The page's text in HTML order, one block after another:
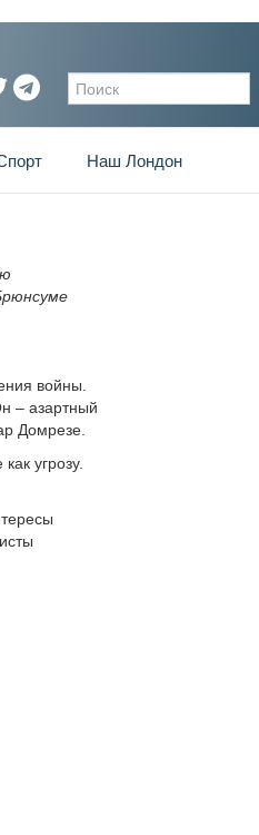
Форма
Наш Лондон
войны.
– азартный
Домрезе.
угрозу.